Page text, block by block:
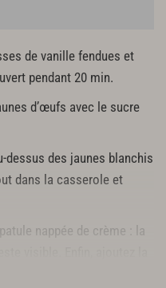
de vanille fendues et
pendant 20 min.
d’œufs avec le sucre
dessus des jaunes blanchis
dans la casserole et
nappée de crème : la